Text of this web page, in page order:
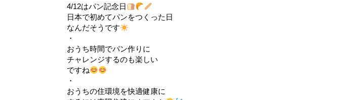
4/12はパン記念日
日本で初めてパンをつくった日
なんだそうです
・
おうち時間でパン作りに
チャレンジするのも楽しい
ですね
・
おうちの住環境を快適健康に